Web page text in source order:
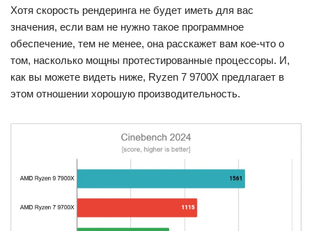
Хотя скорость рендеринга не будет иметь для вас
значения, если вам не нужно такое программное
обеспечение, тем не менее, она расскажет вам кое-что о
том, насколько мощны протестированные процессоры. И,
как вы можете видеть ниже, Ryzen 7 9700X предлагает в
этом отношении хорошую производительность.